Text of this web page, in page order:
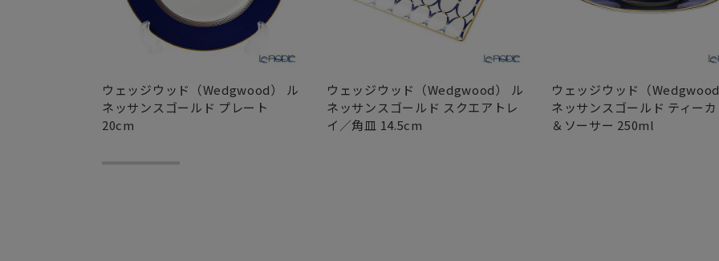
ウェッジウッド（Wedgwood） ル
ネッサンスゴールド プレート
20cm
ウェッジウッド（Wedgwood） ル
ネッサンスゴールド スクエアトレ
イ／角皿 14.5cm
ウェッジウッド（
ネッサンスゴールド ティー
＆ソーサー 250ml